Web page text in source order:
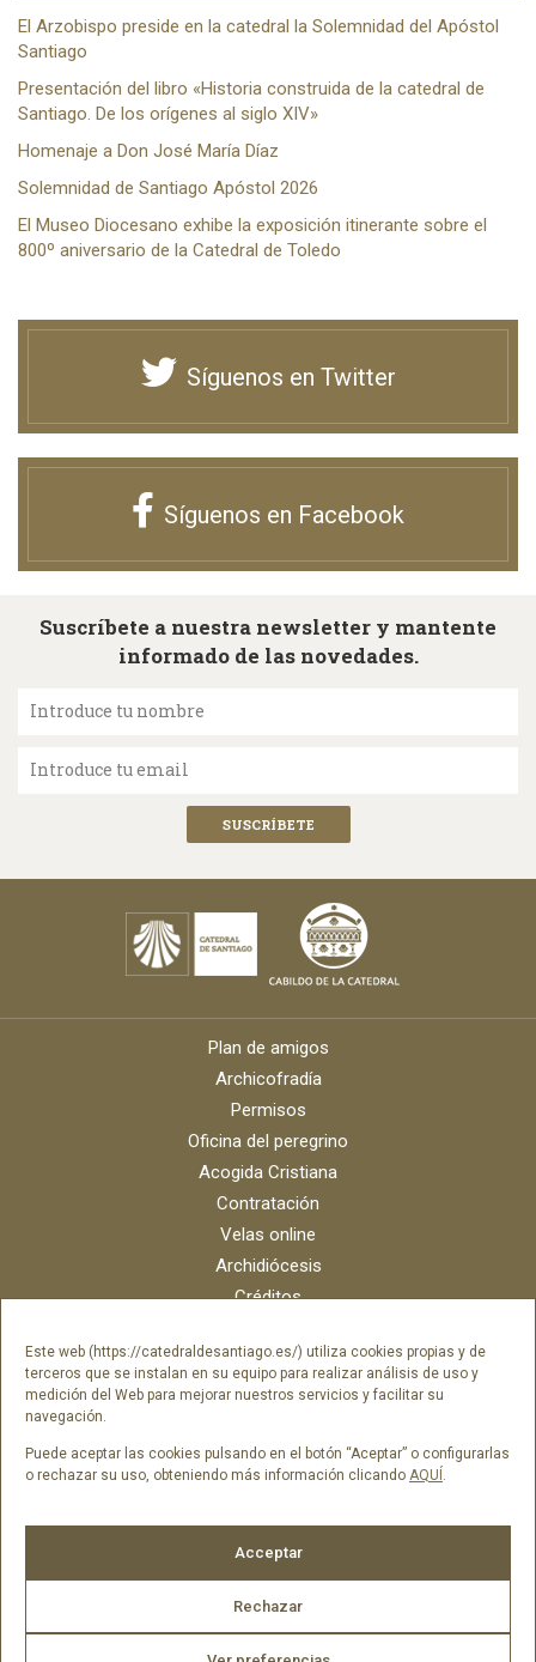
Este web (https://catedraldesantiago.es/) utiliza cookies propias y de
terceros que se instalan en su equipo para realizar análisis de uso y
medición del Web para mejorar nuestros servicios y facilitar su
navegación.
Puede aceptar las cookies pulsando en el botón “Aceptar” o configurarlas
o rechazar su uso, obteniendo más información clicando AQUÍ.
Acceptar
Rechazar
El Arzobispo preside en la catedral la Solemnidad del Apóstol
Santiago
Presentación del libro «Historia construida de la catedral de
Santiago. De los orígenes al siglo XIV»
Homenaje a Don José María Díaz
Solemnidad de Santiago Apóstol 2026
El Museo Diocesano exhibe la exposición itinerante sobre el
800º aniversario de la Catedral de Toledo
Síguenos en Twitter
Síguenos en Facebook
Suscríbete a nuestra newsletter y mantente
informado de las novedades.
Introduce tu nombre
Introduce tu email
Plan de amigos
Archicofradía
Permisos
Oficina del peregrino
Acogida Cristiana
Contratación
Velas online
Archidiócesis
Créditos
Contacto
Portal del empleado SAMI Catedral